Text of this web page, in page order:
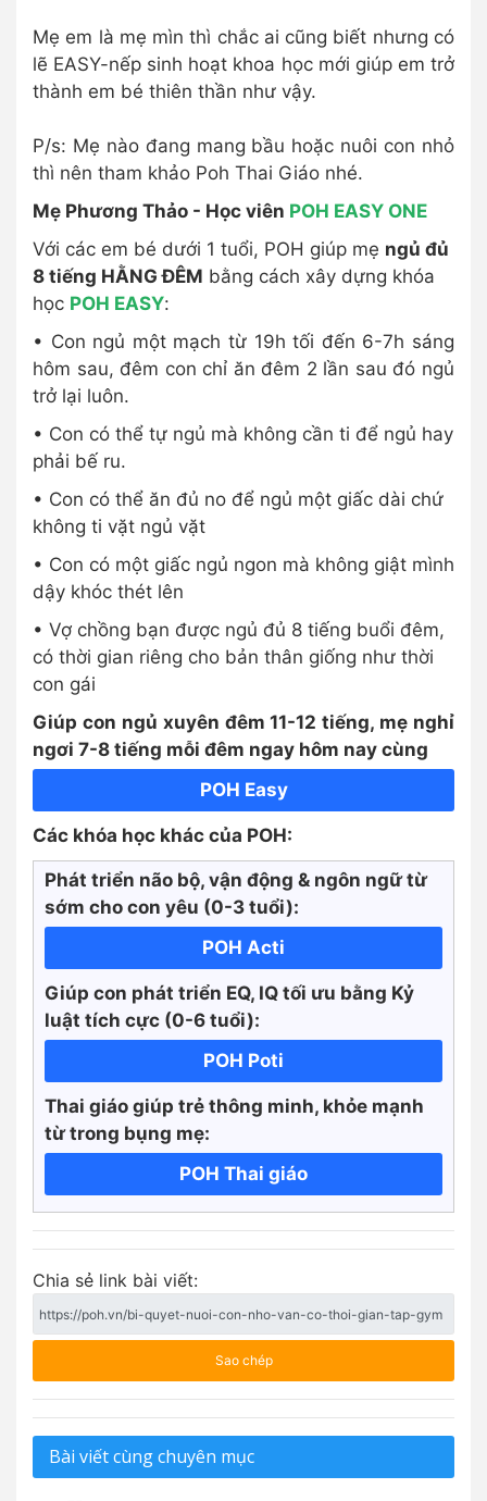
Mẹ em là mẹ mìn thì chắc ai cũng biết nhưng có
lẽ EASY-nếp sinh hoạt khoa học mới giúp em trở
thành em bé thiên thần như vậy.
P/s: Mẹ nào đang mang bầu hoặc nuôi con nhỏ
thì nên tham khảo Poh Thai Giáo nhé.
Mẹ Phương Thảo - Học viên POH EASY ONE
Với các em bé dưới 1 tuổi, POH giúp mẹ ngủ đủ
8 tiếng HẰNG ĐÊM bằng cách xây dựng khóa
học POH EASY:
• Con ngủ một mạch từ 19h tối đến 6-7h sáng
hôm sau, đêm con chỉ ăn đêm 2 lần sau đó ngủ
trở lại luôn.
• Con có thể tự ngủ mà không cần ti để ngủ hay
phải bế ru.
• Con có thể ăn đủ no để ngủ một giấc dài chứ
không ti vặt ngủ vặt
• Con có một giấc ngủ ngon mà không giật mình
dậy khóc thét lên
• Vợ chồng bạn được ngủ đủ 8 tiếng buổi đêm,
có thời gian riêng cho bản thân giống như thời
con gái
Giúp con ngủ xuyên đêm 11-12 tiếng, mẹ nghỉ
ngơi 7-8 tiếng mỗi đêm ngay hôm nay cùng
POH Easy
Các khóa học khác của POH:
Phát triển não bộ, vận động & ngôn ngữ từ
sớm cho con yêu (0-3 tuổi):
POH Acti
Giúp con phát triển EQ, IQ tối ưu bằng Kỷ
luật tích cực (0-6 tuổi):
POH Poti
Thai giáo giúp trẻ thông minh, khỏe mạnh
từ trong bụng mẹ:
POH Thai giáo
Chia sẻ link bài viết:
Sao chép
Bài viết cùng chuyên mục